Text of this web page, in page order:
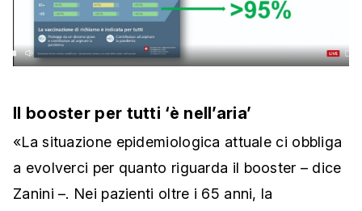
Il booster per tutti ‘è nell’aria’
«La situazione epidemiologica attuale ci obbliga
a evolverci per quanto riguarda il booster – dice
Zanini –. Nei pazienti oltre i 65 anni, la